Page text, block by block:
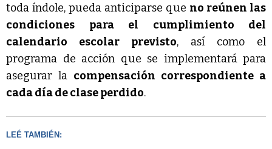
toda índole, pueda anticiparse que no reúnen las
condiciones para el cumplimiento del
calendario escolar previsto, así como el
programa de acción que se implementará para
asegurar la compensación correspondiente a
cada día de clase perdido.
LEÉ TAMBIÉN: